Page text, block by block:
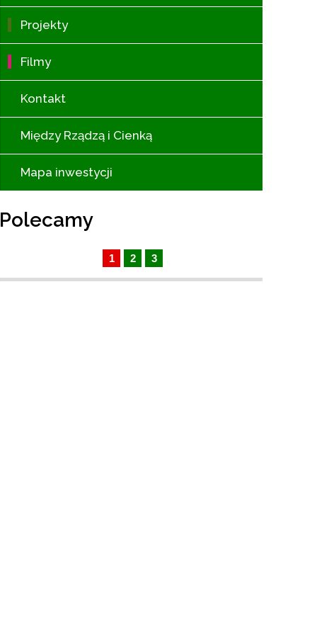
Projekty
Filmy
Kontakt
Między Rządzą i Cienką
Mapa inwestycji
Polecamy
1 2 3